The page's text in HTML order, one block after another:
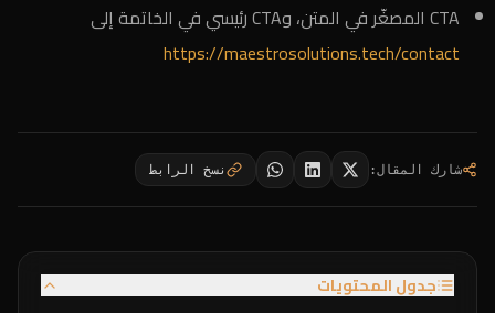
CTA المصغّر في المتن، وCTA رئيسي في الخاتمة إلى
https://maestrosolutions.tech/contact
شارك المقال: نسخ الرابط
جدول المحتويات